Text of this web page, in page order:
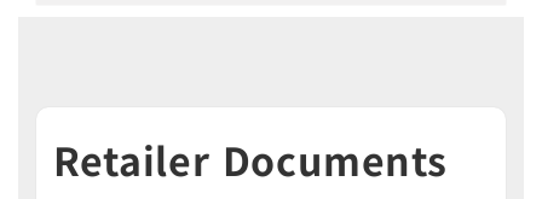
Retailer Documents